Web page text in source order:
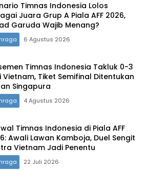
Timnas Indonesia Lolos
Juara Grup A Piala AFF 2026,
Garuda Wajib Menang?
6 Agustus 2026
Timnas Indonesia Takluk 0-3
Vietnam, Tiket Semifinal Ditentukan
Singapura
4 Agustus 2026
Timnas Indonesia di Piala AFF
Awali Lawan Kamboja, Duel Sengit
Vietnam Jadi Penentu
22 Juli 2026